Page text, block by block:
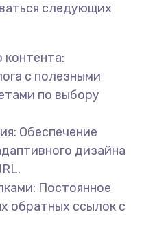
следующих
контента:
с полезными
по выбору
Обеспечение
дизайна
Постоянное
обратных ссылок с